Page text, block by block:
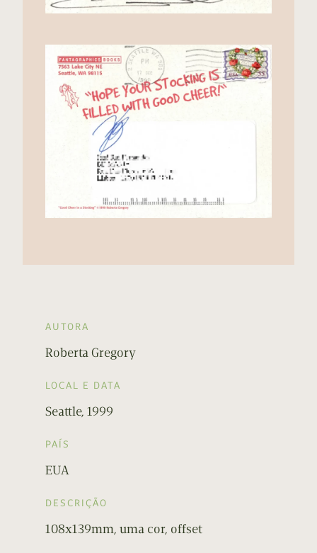
AUTORA
Roberta Gregory
LOCAL E DATA
Seattle, 1999
PAÍS
EUA
DESCRIÇÃO
108x139mm, uma cor, offset